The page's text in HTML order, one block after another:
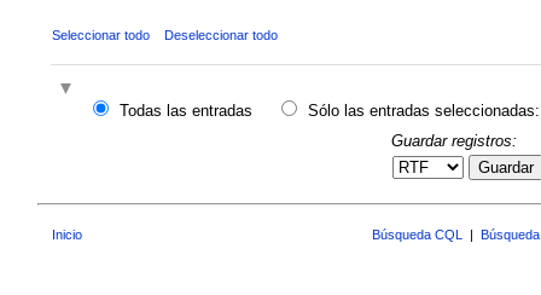
Seleccionar todo Deseleccionar todo
Todas las entradas
Sólo las entradas seleccionadas:
Guardar registros:
Guardar
Inicio Búsqueda CQL